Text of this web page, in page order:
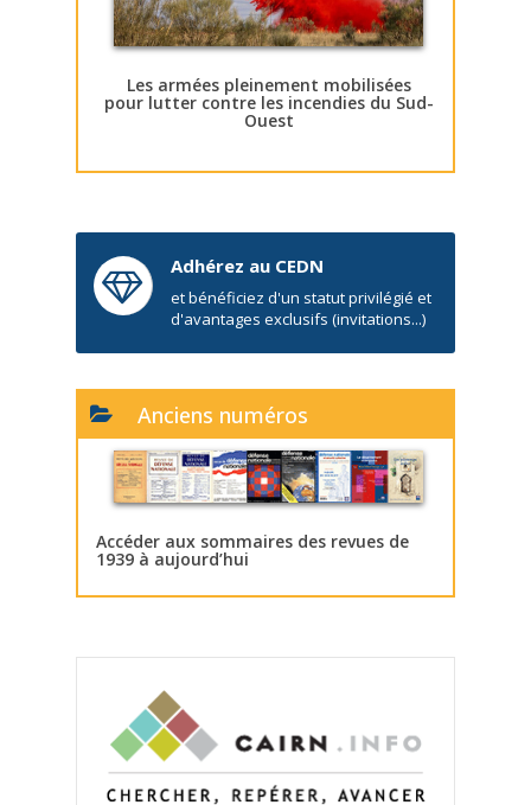
Les armées pleinement mobilisées
pour lutter contre les incendies du Sud-
Ouest
Adhérez au CEDN
et bénéficiez d'un statut privilégié et
d'avantages exclusifs (invitations...)
Anciens numéros
Accéder aux sommaires des revues de
1939 à aujourd’hui